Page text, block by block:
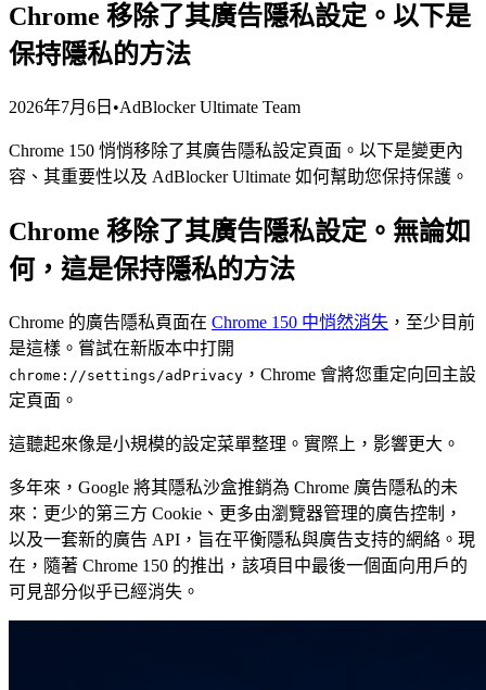
Chrome 移除了其廣告隱私設定。以下是
保持隱私的方法
2026年7月6日 •AdBlocker Ultimate Team
Chrome 150 悄悄移除了其廣告隱私設定頁面。以下是變更內
容、其重要性以及 AdBlocker Ultimate 如何幫助您保持保護。
Chrome 移除了其廣告隱私設定。無論如
何，這是保持隱私的方法
Chrome 的廣告隱私頁面在 Chrome 150 中悄然消失 ，至少目前
是這樣。嘗試在新版本中打開
chrome://settings/adPrivacy ，Chrome 會將您重定向回主設
定頁面。
這聽起來像是小規模的設定菜單整理。實際上，影響更大。
多年來，Google 將其隱私沙盒推銷為 Chrome 廣告隱私的未
來：更少的第三方 Cookie、更多由瀏覽器管理的廣告控制，
以及一套新的廣告 API，旨在平衡隱私與廣告支持的網絡。現
在，隨著 Chrome 150 的推出，該項目中最後一個面向用戶的
可見部分似乎已經消失。